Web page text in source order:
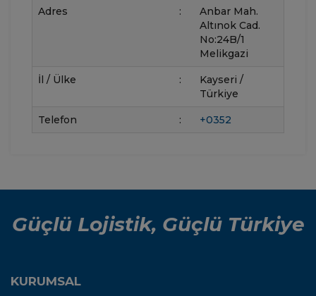
Adres :
Anbar Mah.
Altınok Cad.
No:24B/1
Melikgazi
İl / Ülke :
Kayseri /
Türkiye
Telefon : +0352
Güçlü Lojistik, Güçlü Türkiye
KURUMSAL